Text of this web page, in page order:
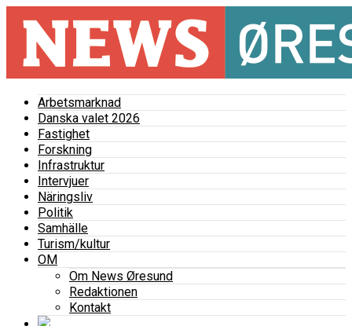
Arbetsmarknad
Danska valet 2026
Fastighet
Forskning
Infrastruktur
Intervjuer
Näringsliv
Politik
Samhälle
Turism/kultur
OM
Om News Øresund
Redaktionen
Kontakt